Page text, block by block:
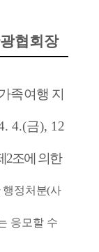
협회장
족여행 지
4.(금), 12
2조에 의한
행정처분(사
응모할 수